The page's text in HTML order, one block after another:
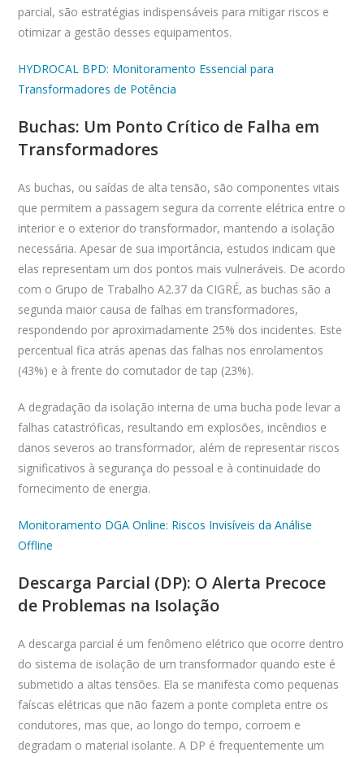
parcial, são estratégias indispensáveis para mitigar riscos e
otimizar a gestão desses equipamentos.
HYDROCAL BPD: Monitoramento Essencial para
Transformadores de Potência
Buchas: Um Ponto Crítico de Falha em
Transformadores
As buchas, ou saídas de alta tensão, são componentes vitais
que permitem a passagem segura da corrente elétrica entre o
interior e o exterior do transformador, mantendo a isolação
necessária. Apesar de sua importância, estudos indicam que
elas representam um dos pontos mais vulneráveis. De acordo
com o Grupo de Trabalho A2.37 da CIGRÉ, as buchas são a
segunda maior causa de falhas em transformadores,
respondendo por aproximadamente 25% dos incidentes. Este
percentual fica atrás apenas das falhas nos enrolamentos
(43%) e à frente do comutador de tap (23%).
A degradação da isolação interna de uma bucha pode levar a
falhas catastróficas, resultando em explosões, incêndios e
danos severos ao transformador, além de representar riscos
significativos à segurança do pessoal e à continuidade do
fornecimento de energia.
Monitoramento DGA Online: Riscos Invisíveis da Análise
Offline
Descarga Parcial (DP): O Alerta Precoce
de Problemas na Isolação
A descarga parcial é um fenômeno elétrico que ocorre dentro
do sistema de isolação de um transformador quando este é
submetido a altas tensões. Ela se manifesta como pequenas
faíscas elétricas que não fazem a ponte completa entre os
condutores, mas que, ao longo do tempo, corroem e
degradam o material isolante. A DP é frequentemente um